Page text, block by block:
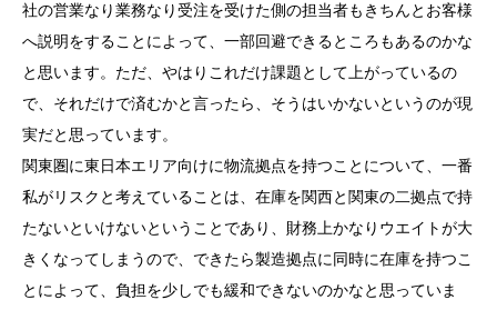
社の営業なり業務なり受注を受けた側の担当者もきちんとお客様
へ説明をすることによって、一部回避できるところもあるのかな
と思います。ただ、やはりこれだけ課題として上がっているの
で、それだけで済むかと言ったら、そうはいかないというのが現
実だと思っています。
関東圏に東日本エリア向けに物流拠点を持つことについて、一番
私がリスクと考えていることは、在庫を関西と関東の二拠点で持
たないといけないということであり、財務上かなりウエイトが大
きくなってしまうので、できたら製造拠点に同時に在庫を持つこ
とによって、負担を少しでも緩和できないのかなと思っていま